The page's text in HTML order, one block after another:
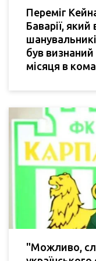
Переміг
Баварії,
був
місяця в
"Можливо,